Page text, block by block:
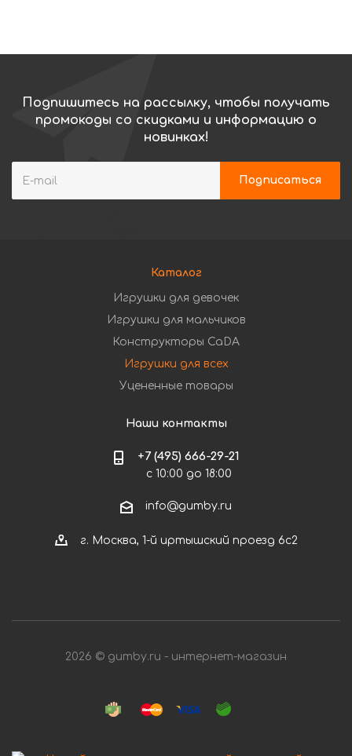
Подпишитесь на рассылку, чтобы получать
промокоды со скидками и информацию о
новинках!
Каталог
Игрушки для девочек
Игрушки для мальчиков
Конструкторы CaDA
Игрушки для всех
Уцененные товары
Наши контакты
+7 (495) 666-29-21
с 10:00 до 18:00
info@gumby.ru
г. Москва, 1-й иртышский проезд 6с2
2026 © gumby.ru - интернет-магазин